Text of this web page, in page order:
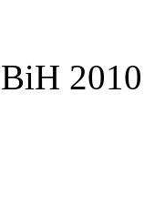
2010